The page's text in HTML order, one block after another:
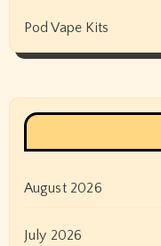
Pod Vape Kits
August 2026
July 2026